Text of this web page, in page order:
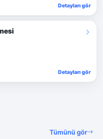
Detayları gör
Detayları gör
Tümünü gör